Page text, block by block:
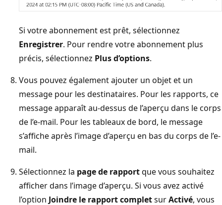
Si votre abonnement est prêt, sélectionnez
Enregistrer. Pour rendre votre abonnement plus
précis, sélectionnez Plus d’options.
Vous pouvez également ajouter un objet et un
message pour les destinataires. Pour les rapports, ce
message apparaît au-dessus de l’aperçu dans le corps
de l’e-mail. Pour les tableaux de bord, le message
s’affiche après l’image d’aperçu en bas du corps de l’e-
mail.
Sélectionnez la page de rapportque vous souhaitez
afficher dans l’image d’aperçu. Si vous avez activé
l’option Joindre le rapport completsurActivé, vous